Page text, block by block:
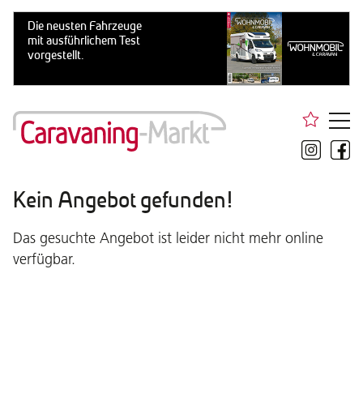
Kein Angebot gefunden!
Das gesuchte Angebot ist leider nicht mehr online
verfügbar.